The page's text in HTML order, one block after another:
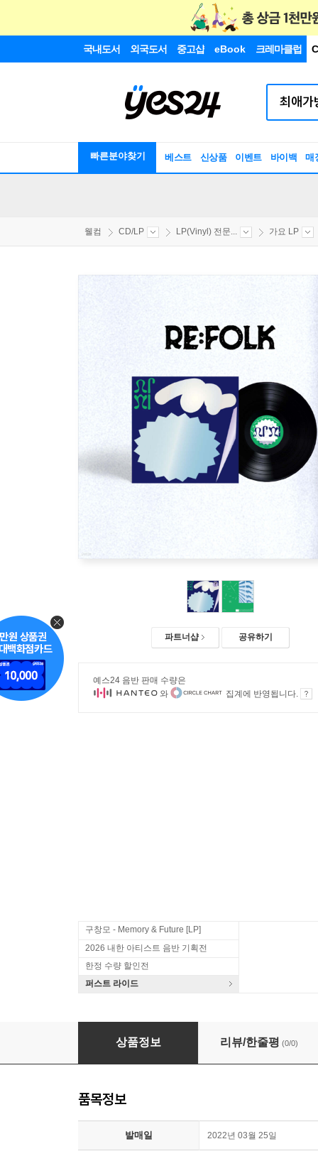
국내도서 외국도서 중고샵 eBook 크레마클럽
빠른분야찾기 베스트 신상품 이벤트 바이백 매
웰컴 CD/LP LP(Vinyl) 전문... 가요 LP
파트너샵 공유하기
예스24 음반 판매 수량은
와
집계에 반영됩니다.
구창모 - Memory & Future [LP]
2026 내한 아티스트 음반 기획전
한정 수량 할인전
퍼스트 라이드
김제형 - 1집 사치 [LP]
상품정보 리뷰/한줄평 (0/0)
품목정보
발매일 2022년 03월 25일